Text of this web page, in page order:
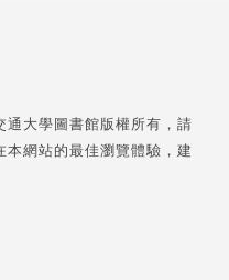
通大學圖書館版權所有，請
網站的最佳瀏覽體驗，建